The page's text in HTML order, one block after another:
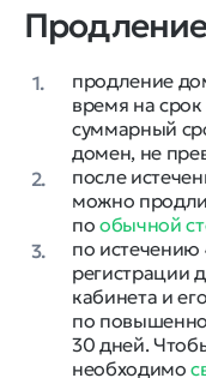
1. продление
время на срок
суммарный
домен, не
2.
после
можно
пообычной
3.
по истечению
регистрации
кабинета и
по
30 дней.
необходимо